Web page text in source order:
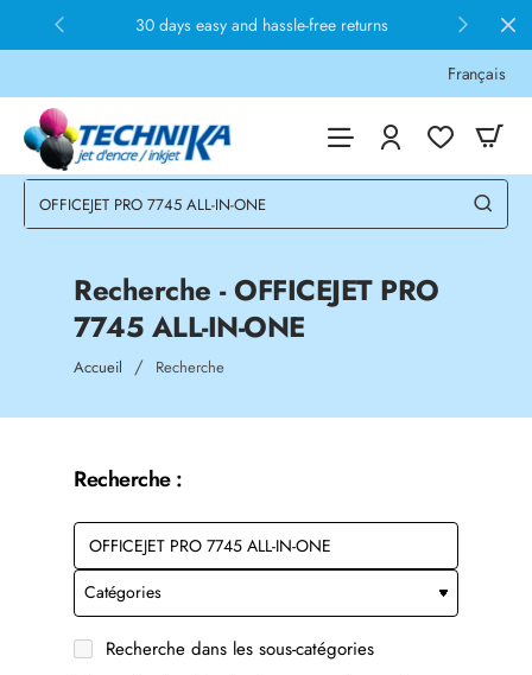
30 days easy and hassle-free returns
Français
Recherche - OFFICEJET PRO
7745 ALL-IN-ONE
Accueil homeRecherche
Recherche :
Recherche dans les sous-catégories